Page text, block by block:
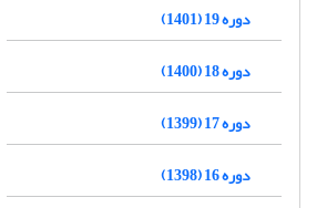
دوره 19 (1401)
دوره 18 (1400)
دوره 17 (1399)
دوره 16 (1398)